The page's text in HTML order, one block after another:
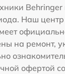
Behringer
Наш
на ремонт,
офертой